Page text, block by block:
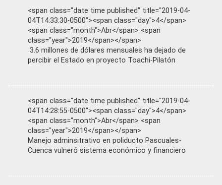
<span class="date time published" title="2019-04-
04T14:33:30-0500"><span class="day">4</span>
<span class="month">Abr</span> <span
class="year">2019</span></span>
3.6 millones de dólares mensuales ha dejado de
percibir el Estado en proyecto Toachi-Pilatón
<span class="date time published" title="2019-04-
04T14:28:55-0500"><span class="day">4</span>
<span class="month">Abr</span> <span
class="year">2019</span></span>
Manejo adminsitrativo en poliducto Pascuales-
Cuenca vulneró sistema económico y financiero